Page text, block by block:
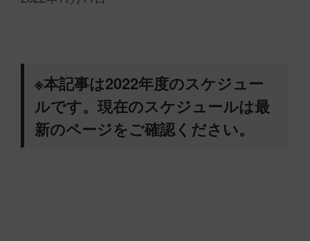
※本記事は2022年度のスケジュー
ルです。現在のスケジュールは最
新のページをご確認ください。